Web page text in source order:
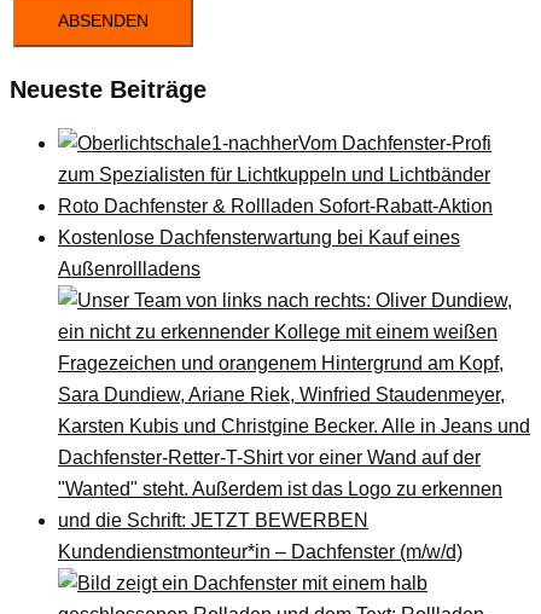
ABSENDEN
Neueste Beiträge
Vom Dachfenster-Profi
zum Spezialisten für Lichtkuppeln und Lichtbänder
Roto Dachfenster & Rollladen Sofort-Rabatt-Aktion
Kostenlose Dachfensterwartung bei Kauf eines
Außenrollladens
Kundendienstmonteur*in – Dachfenster (m/w/d)